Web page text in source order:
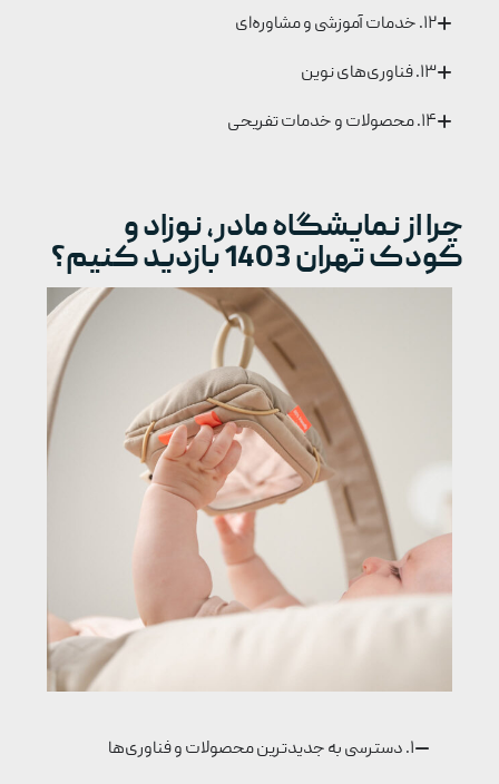
۱۲. خدمات آموزشی و مشاوره‌ای
۱۳. فناوری‌های نوین
۱۴. محصولات و خدمات تفریحی
چرا از نمایشگاه مادر، نوزاد و
کودک تهران 1403 بازدید کنیم؟
۱. دسترسی به جدیدترین محصولات و فناوری‌ها